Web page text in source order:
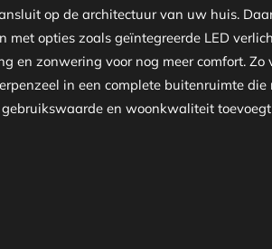
op de architectuur van uw huis.
met opties zoals geïntegreerde LED
en zonwering voor nog meer comfort. Zo
in een complete buitenruimte
gebruikswaarde en woonkwaliteit